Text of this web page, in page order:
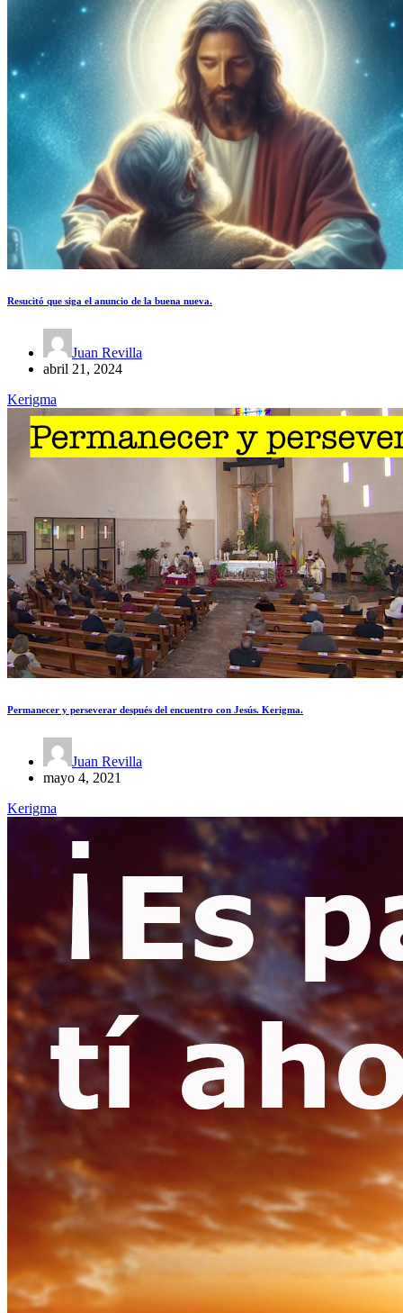
Resucitó que siga el anuncio de la buena nueva.
Juan Revilla
abril 21, 2024
Kerigma
Permanecer y perseverar después del encuentro con Jesús. Kerigma.
Juan Revilla
mayo 4, 2021
Kerigma